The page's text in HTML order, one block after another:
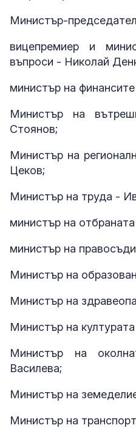
Министър-
вицепремиер и
въпроси - Николай
министър на
Министър на
Стоянов;
Министър на
Цеков;
Министър на труда -
министър на
министър на
Министър на
Министър на
Министър на
Министър на
Василева;
Министър на
Министър на